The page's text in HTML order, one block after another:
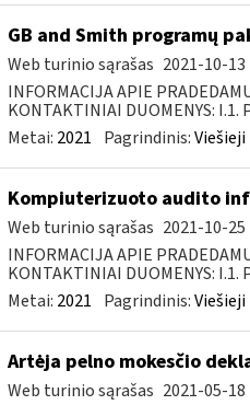
GB and Smith programų
Web turinio sąrašas 2021-10-13
INFORMACIJA APIE
KONTAKTINIAI DUOMENYS:
Metai: 2021 Pagrindinis:
Kompiuterizuoto audito
Web turinio sąrašas 2021-10-25
INFORMACIJA APIE
KONTAKTINIAI DUOMENYS:
Metai: 2021 Pagrindinis:
Artėja pelno mokesčio
Web turinio sąrašas 2021-05-18